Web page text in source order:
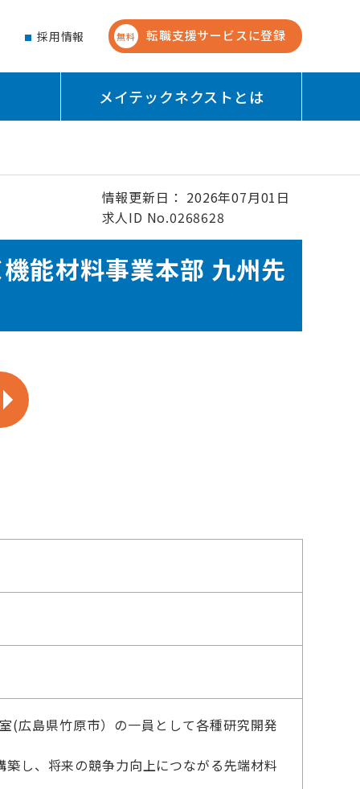
採用情報 無料 転職支援サービスに登録
メイテックネクストとは
情報更新日： 2026年07月01日
求人ID No.0268628
能材料事業本部 九州先
広島県竹原市）の一員として各種研究開発
し、将来の競争力向上につながる先端材料